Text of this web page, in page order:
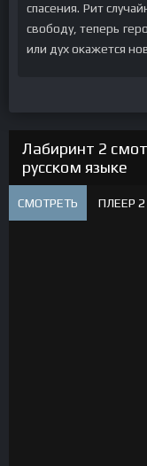
спасения. Рит
свободу, теперь
или дух окажется
Лабиринт 2
русском языке
СМОТРЕТЬ ПЛЕЕР 2